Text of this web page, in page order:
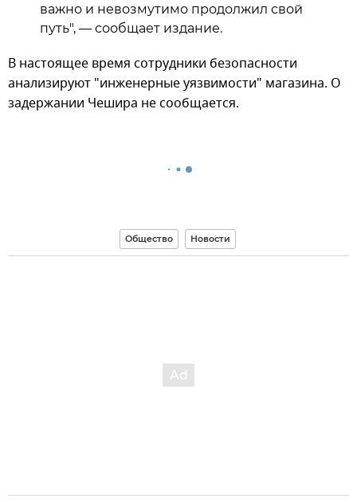
важно и невозмутимо продолжил свой
путь", — сообщает издание.
В настоящее время сотрудники безопасности
анализируют "инженерные уязвимости" магазина. О
задержании Чешира не сообщается.
Общество Новости